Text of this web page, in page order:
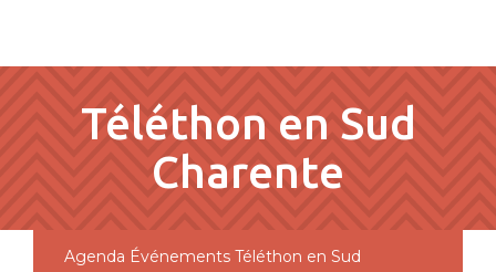
Téléthon en Sud
Charente
Agenda Événements Téléthon en Sud